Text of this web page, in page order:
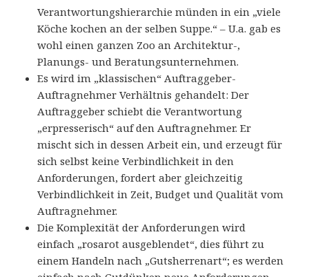
Verantwortungshierarchie münden in ein „viele
Köche kochen an der selben Suppe.“ – U.a. gab es
wohl einen ganzen Zoo an Architektur-,
Planungs- und Beratungsunternehmen.
Es wird im „klassischen“ Auftraggeber-
Auftragnehmer Verhältnis gehandelt: Der
Auftraggeber schiebt die Verantwortung
„erpresserisch“ auf den Auftragnehmer. Er
mischt sich in dessen Arbeit ein, und erzeugt für
sich selbst keine Verbindlichkeit in den
Anforderungen, fordert aber gleichzeitig
Verbindlichkeit in Zeit, Budget und Qualität vom
Auftragnehmer.
Die Komplexität der Anforderungen wird
einfach „rosarot ausgeblendet“, dies führt zu
einem Handeln nach „Gutsherrenart“; es werden